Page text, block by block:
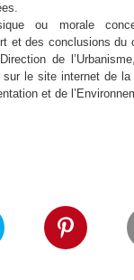
ou morale
et des conclusions du
de
sur le site internet de
et de